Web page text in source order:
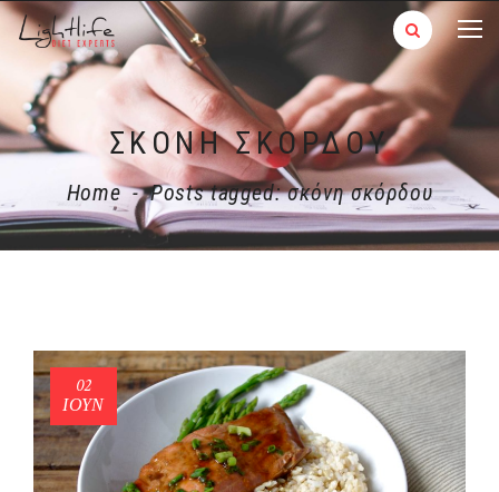
ΣΚΌΝΗ ΣΚΌΡΔΟΥ
Home - Posts tagged: σκόνη σκόρδου
02
ΙΟΎΝ